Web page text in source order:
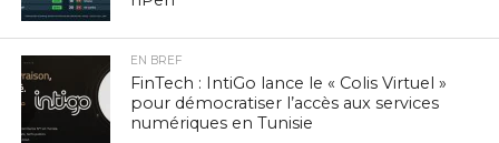
EN BREF
FinTech : IntiGo lance le « Colis Virtuel »
pour démocratiser l’accès aux services
numériques en Tunisie